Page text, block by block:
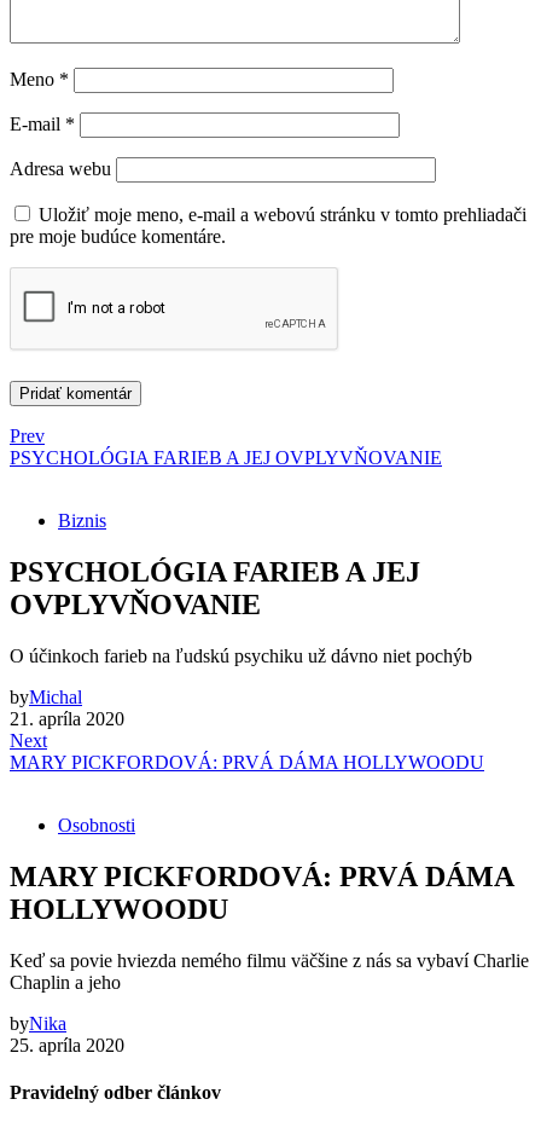
Meno *
E-mail *
Adresa webu
Uložiť moje meno, e-mail a webovú stránku v tomto prehliadači
pre moje budúce komentáre.
Prev
PSYCHOLÓGIA FARIEB A JEJ OVPLYVŇOVANIE
Biznis
PSYCHOLÓGIA FARIEB A JEJ
OVPLYVŇOVANIE
O účinkoch farieb na ľudskú psychiku už dávno niet pochýb
byMichal
21. apríla 2020
Next
MARY PICKFORDOVÁ: PRVÁ DÁMA HOLLYWOODU
Osobnosti
MARY PICKFORDOVÁ: PRVÁ DÁMA
HOLLYWOODU
Keď sa povie hviezda nemého filmu väčšine z nás sa vybaví Charlie
Chaplin a jeho
byNika
25. apríla 2020
Pravidelný odber článkov